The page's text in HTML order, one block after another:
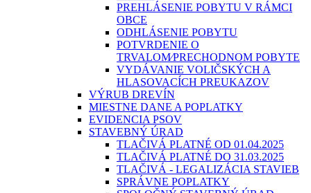
PREHLÁSENIE POBYTU V RÁMCI
OBCE
ODHLÁSENIE POBYTU
POTVRDENIE O
TRVALOM⁄PRECHODNOM POBYTE
VYDÁVANIE VOLIČSKÝCH A
HLASOVACÍCH PREUKAZOV
VÝRUB DREVÍN
MIESTNE DANE A POPLATKY
EVIDENCIA PSOV
STAVEBNÝ ÚRAD
TLAČIVÁ PLATNÉ OD 01.04.2025
TLAČIVÁ PLATNÉ DO 31.03.2025
TLAČIVÁ - LEGALIZÁCIA STAVIEB
SPRÁVNE POPLATKY